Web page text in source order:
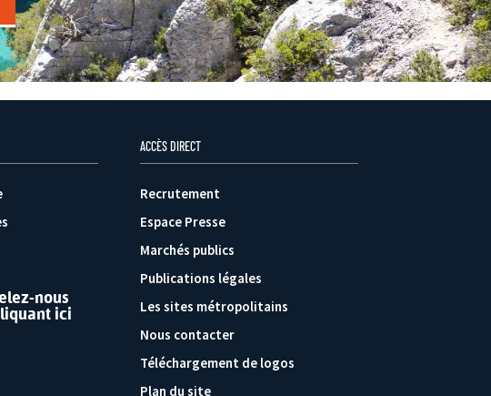
nous
ici
ACCÈS DIRECT
Recrutement
Espace Presse
Marchés publics
Publications légales
Les sites métropolitains
Nous contacter
Téléchargement de logos
Plan du site